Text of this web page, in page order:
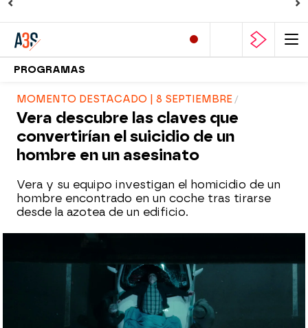
PROGRAMAS
MOMENTO DESTACADO | 8 SEPTIEMBRE
Vera descubre las claves que
convertirían el suicidio de un
hombre en un asesinato
Vera y su equipo investigan el homicidio de un
hombre encontrado en un coche tras tirarse
desde la azotea de un edificio.